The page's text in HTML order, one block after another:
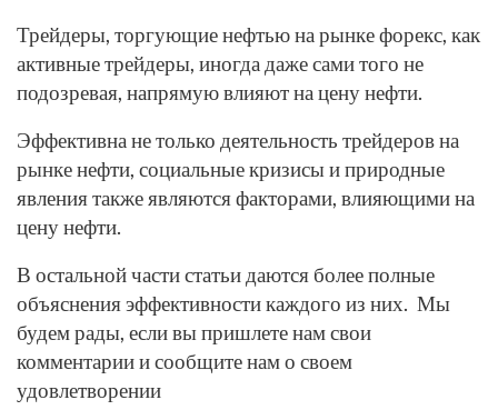
Трейдеры, торгующие нефтью на рынке форекс, как
активные трейдеры, иногда даже сами того не
подозревая, напрямую влияют на цену нефти.
Эффективна не только деятельность трейдеров на
рынке нефти, социальные кризисы и природные
явления также являются факторами, влияющими на
цену нефти.
В остальной части статьи даются более полные
объяснения эффективности каждого из них. Мы
будем рады, если вы пришлете нам свои
комментарии и сообщите нам о своем
удовлетворении